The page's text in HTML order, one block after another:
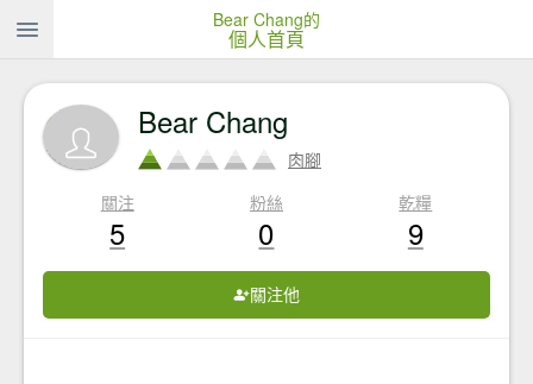
Bear Chang的
個人首頁
Bear Chang
肉腳
關注
5
粉絲
0
乾糧
9
關注他